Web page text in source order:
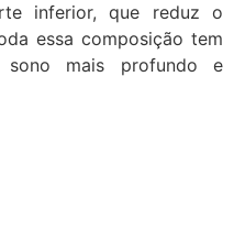
inferior, que reduz o
essa composição tem
mais profundo e